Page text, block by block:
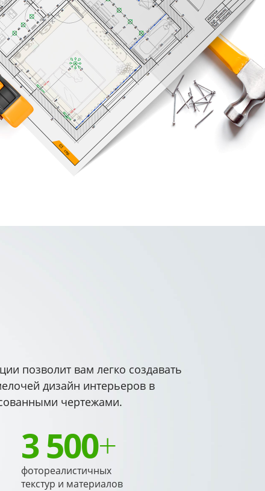
позволит вам легко создавать
дизайн интерьеров в
чертежами.
3 500+
фотореалистичных
текстур и материалов